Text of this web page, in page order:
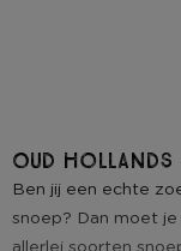
Oud
Ben jij een echte
snoep? Dan moet
allerlei soorten